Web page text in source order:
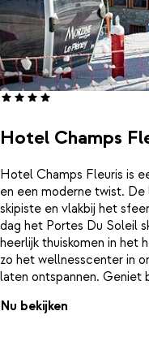
Hotel Champs
Hotel Champs Fleuris is
en een moderne twist.
skipiste en vlakbij het
dag het Portes Du Soleil
heerlijk thuiskomen in het
zo het wellnesscenter in
laten ontspannen. Geniet
drankje of cocktail als
restaurant van het hotel.
Nu bekijken